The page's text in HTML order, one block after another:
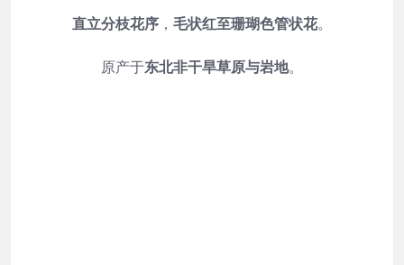
直立分枝花序 ， 毛状红至珊瑚色管状花。
原产于东北非干旱草原与岩地。